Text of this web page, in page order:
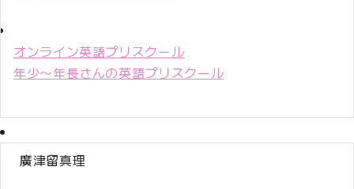
オンライン英語プリスクール
年少〜年長さんの英語プリスクール
廣津留真理